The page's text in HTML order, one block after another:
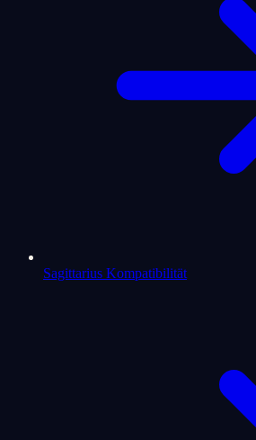
Sagittarius Kompatibilität